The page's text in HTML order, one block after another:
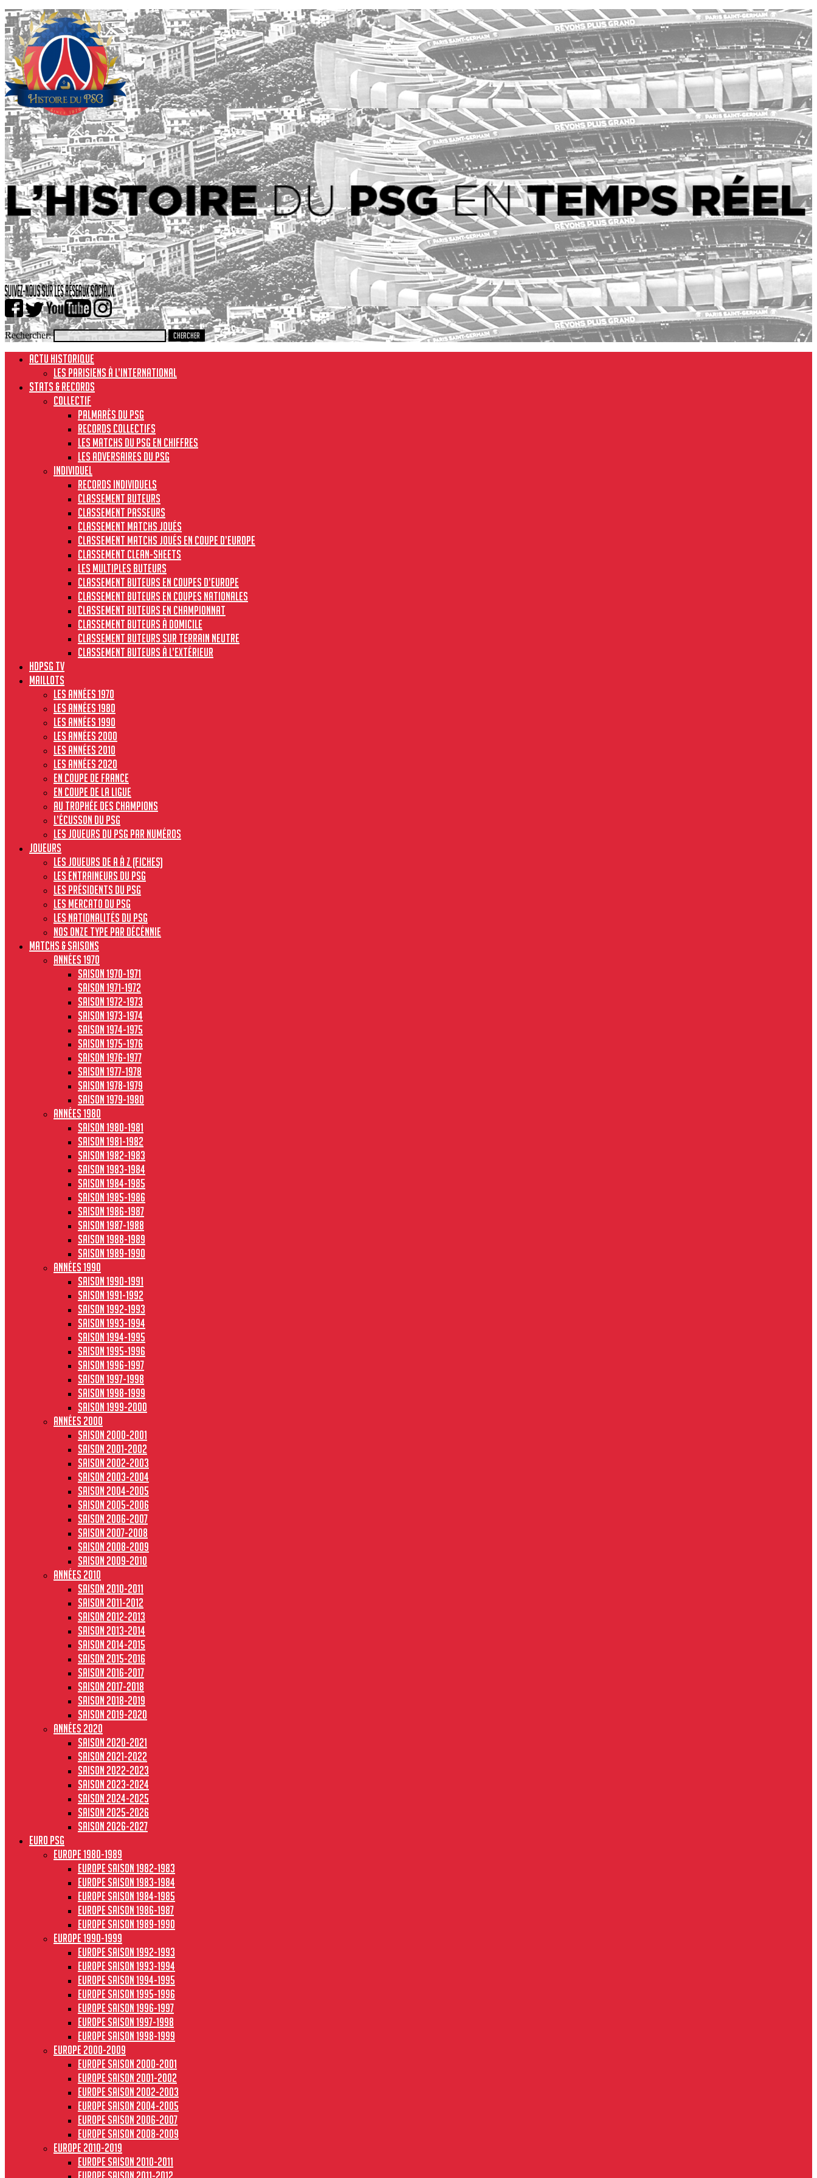
Rechercher:
ACTU HISTORIQUE
Les Parisiens à l’international
STATS & RECORDS
Collectif
Palmarès du PSG
Records collectifs
Les matchs du PSG en chiffres
Les adversaires du PSG
Individuel
Records individuels
Classement buteurs
Classement passeurs
Classement matchs joués
Classement matchs joués en Coupe d’Europe
Classement clean-sheets
Les multiples buteurs
Classement buteurs en coupes d’Europe
Classement buteurs en coupes nationales
Classement buteurs en championnat
Classement buteurs à domicile
Classement buteurs sur terrain neutre
Classement buteurs à l’extérieur
HdPSG TV
MAILLOTS
Les années 1970
Les années 1980
Les années 1990
Les années 2000
Les années 2010
Les années 2020
En Coupe de France
En Coupe de la Ligue
Au Trophée des Champions
L’écusson du PSG
Les joueurs du PSG par numéros
JOUEURS
Les joueurs de A à Z (fiches)
Les entraineurs du PSG
Les présidents du PSG
Les Mercato du PSG
Les nationalités du PSG
Nos onze type par décénnie
MATCHS & SAISONS
Années 1970
Saison 1970-1971
Saison 1971-1972
Saison 1972-1973
Saison 1973-1974
Saison 1974-1975
Saison 1975-1976
Saison 1976-1977
Saison 1977-1978
Saison 1978-1979
Saison 1979-1980
Années 1980
Saison 1980-1981
Saison 1981-1982
Saison 1982-1983
Saison 1983-1984
Saison 1984-1985
Saison 1985-1986
Saison 1986-1987
Saison 1987-1988
Saison 1988-1989
Saison 1989-1990
Années 1990
Saison 1990-1991
Saison 1991-1992
Saison 1992-1993
Saison 1993-1994
Saison 1994-1995
Saison 1995-1996
Saison 1996-1997
Saison 1997-1998
Saison 1998-1999
Saison 1999-2000
Années 2000
Saison 2000-2001
Saison 2001-2002
Saison 2002-2003
Saison 2003-2004
Saison 2004-2005
Saison 2005-2006
Saison 2006-2007
Saison 2007-2008
Saison 2008-2009
Saison 2009-2010
Années 2010
Saison 2010-2011
Saison 2011-2012
Saison 2012-2013
Saison 2013-2014
Saison 2014-2015
Saison 2015-2016
Saison 2016-2017
Saison 2017-2018
Saison 2018-2019
Saison 2019-2020
Années 2020
Saison 2020-2021
Saison 2021-2022
Saison 2022-2023
Saison 2023-2024
Saison 2024-2025
Saison 2025-2026
Saison 2026-2027
Euro PSG
Europe 1980-1989
Europe saison 1982-1983
Europe Saison 1983-1984
Europe saison 1984-1985
Europe saison 1986-1987
Europe saison 1989-1990
Europe 1990-1999
Europe saison 1992-1993
Europe saison 1993-1994
Europe saison 1994-1995
Europe saison 1995-1996
Europe saison 1996-1997
Europe Saison 1997-1998
Europe saison 1998-1999
Europe 2000-2009
Europe saison 2000-2001
Europe saison 2001-2002
Europe saison 2002-2003
Europe saison 2004-2005
Europe saison 2006-2007
Europe saison 2008-2009
Europe 2010-2019
Europe saison 2010-2011